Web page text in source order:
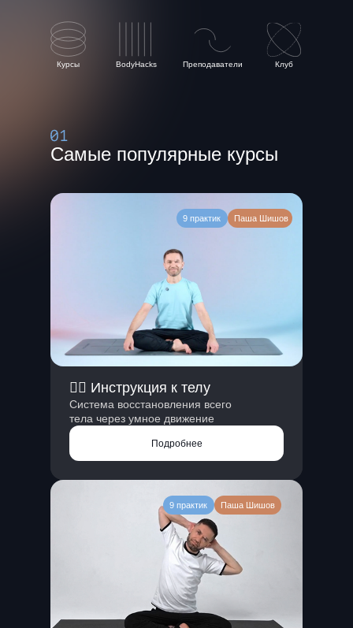
Клуб
Преподаватели
BodyHacks
Курсы
❤️‍🔥 Инструкция к телу
Система восстановления всего
тела через умное движение
Подробнее
9 практик Паша Шишов
9 практик Паша Шишов
Самые популярные курсы